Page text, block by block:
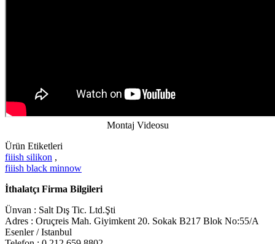
Montaj Videosu
Ürün Etiketleri
fiiish silikon ,
fiiish black minnow
İthalatçı Firma Bilgileri
Ünvan : Salt Dış Tic. Ltd.Şti
Adres : Oruçreis Mah. Giyimkent 20. Sokak B217 Blok No:55/A
Esenler / Istanbul